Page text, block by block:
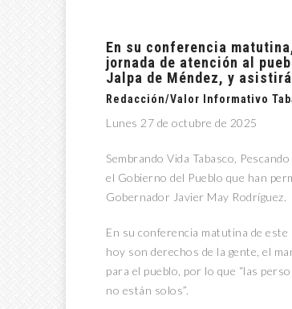
En su conferencia
jornada de atención al
Jalpa de Méndez, y
Redacción/Valor Informativo
Lunes 27 de octubre de 2025
Sembrando Vida Tabasco,
el Gobierno del Pueblo que han
Gobernador Javier May Rodríguez.
En su conferencia matutina de
hoy son derechos de la gente, el
para el pueblo, por lo que “las
no están solos”.